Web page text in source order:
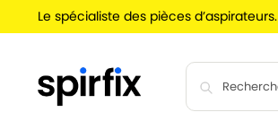
Le spécialiste des pièces d’aspirateurs.